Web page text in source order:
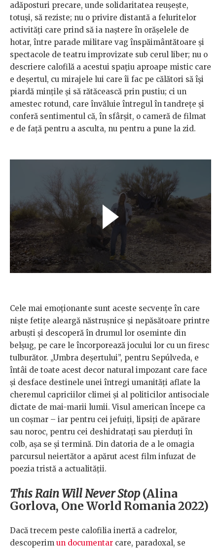
adăposturi precare, unde solidaritatea reușește,
totuși, să reziste; nu o privire distantă a feluritelor
activități care prind să ia naștere în orășelele de
hotar, între parade militare vag înspăimântătoare și
spectacole de teatru improvizate sub cerul liber; nu o
descriere calofilă a acestui spațiu aproape mistic care
e deșertul, cu mirajele lui care îi fac pe călători să își
piardă mințile și să rătăcească prin pustiu; ci un
amestec rotund, care învăluie întregul în tandrețe și
conferă sentimentul că, în sfârșit, o cameră de filmat
e de față pentru a asculta, nu pentru a pune la zid.
Cele mai emoționante sunt aceste secvențe în care
niște fetițe aleargă năstrușnice și nepăsătoare printre
arbuști și descoperă în drumul lor oseminte din
belșug, pe care le încorporează jocului lor cu un firesc
tulburător. „Umbra deșertului”, pentru Sepúlveda, e
întâi de toate acest decor natural impozant care face
și desface destinele unei întregi umanități aflate la
cheremul capriciilor climei și al politicilor antisociale
dictate de mai-marii lumii. Visul american începe ca
un coșmar – iar pentru cei jefuiți, lipsiți de apărare
sau noroc, pentru cei deshidratați sau pierduți în
colb, așa se și termină. Din datoria de a le omagia
parcursul neiertător a apărut acest film infuzat de
poezia tristă a actualității.
This Rain Will Never Stop(Alina
Gorlova, One World Romania 2022)
Dacă trecem peste calofilia inertă a cadrelor,
descoperim un documentar care, paradoxal, se